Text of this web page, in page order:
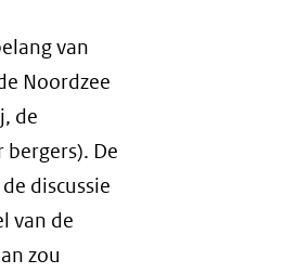
van
Noordzee
de
De
discussie
van de
zou